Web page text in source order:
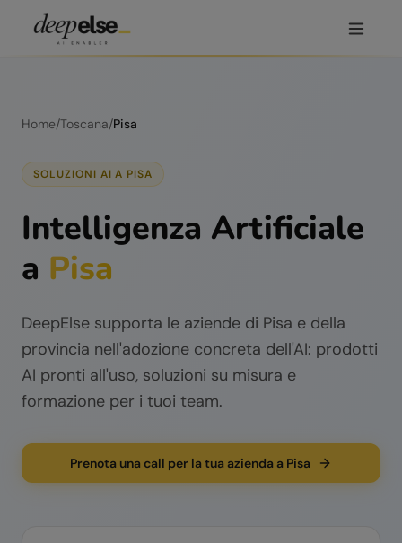
Home/Toscana/Pisa
SOLUZIONI AI A PISA
Intelligenza Artificiale
a Pisa
DeepElse supporta le aziende di Pisa e della
provincia nell'adozione concreta dell'AI: prodotti
AI pronti all'uso, soluzioni su misura e
formazione per i tuoi team.
Prenota una call per la tua azienda a Pisa